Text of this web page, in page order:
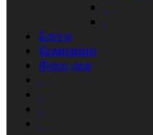
Блоги
Компании
Фото дня